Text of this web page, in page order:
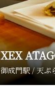
XEX
御成門駅 / 天ぷ